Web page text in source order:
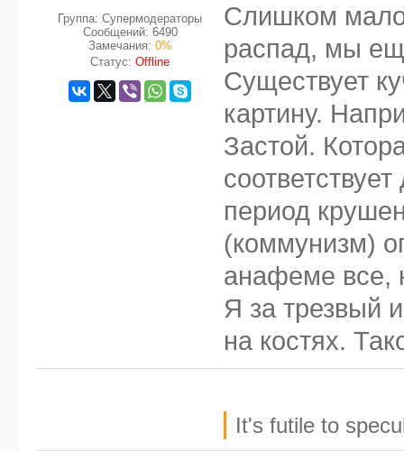
Группа: Супермодераторы
Сообщений: 6490
Замечания: 0%
Статус: Offline
Слишком
распад, мы
Существует
картину.
Застой.
период
(коммунизм)
анафеме все,
Я за трезвый
на костях.
It's futile to